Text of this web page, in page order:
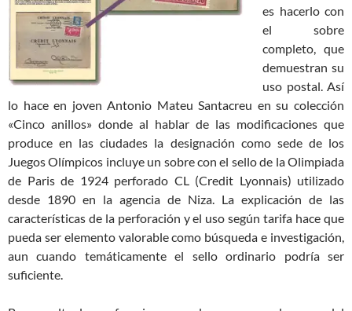
es hacerlo con
el sobre
completo, que
demuestran su
uso postal. Así
lo hace en joven Antonio Mateu Santacreu en su colección
«Cinco anillos» donde al hablar de las modificaciones que
produce en las ciudades la designación como sede de los
Juegos Olímpicos incluye un sobre con el sello de la Olimpiada
de Paris de 1924 perforado CL (Credit Lyonnais) utilizado
desde 1890 en la agencia de Niza. La explicación de las
características de la perforación y el uso según tarifa hace que
pueda ser elemento valorable como búsqueda e investigación,
aun cuando temáticamente el sello ordinario podría ser
suficiente.